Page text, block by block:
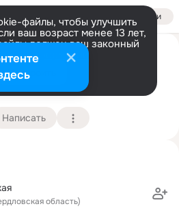
Войти
файлы, чтобы улучшить
ваш возраст менее 13 лет,
должен ваш законный
информации
Настроить
(Котова)
16 августа (41 год)
Написать
область)